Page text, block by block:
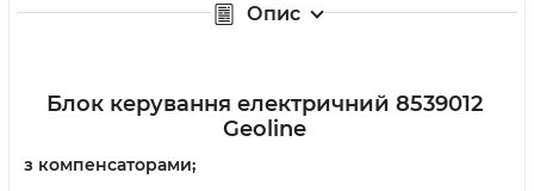
Опис
Блок керування електричний 8539012
Geoline
з компенсаторами;